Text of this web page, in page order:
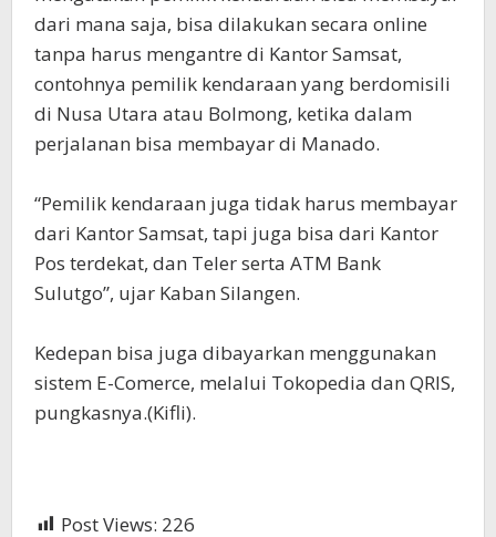
dari mana saja, bisa dilakukan secara online
tanpa harus mengantre di Kantor Samsat,
contohnya pemilik kendaraan yang berdomisili
di Nusa Utara atau Bolmong, ketika dalam
perjalanan bisa membayar di Manado.
“Pemilik kendaraan juga tidak harus membayar
dari Kantor Samsat, tapi juga bisa dari Kantor
Pos terdekat, dan Teler serta ATM Bank
Sulutgo”, ujar Kaban Silangen.
Kedepan bisa juga dibayarkan menggunakan
sistem E-Comerce, melalui Tokopedia dan QRIS,
pungkasnya.(Kifli).
Post Views: 226